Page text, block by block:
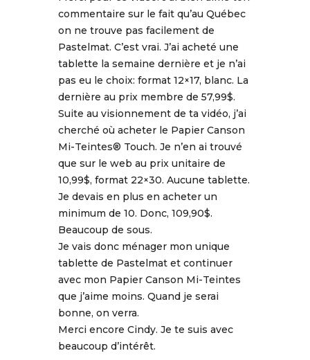
commentaire sur le fait qu’au Québec
on ne trouve pas facilement de
Pastelmat. C’est vrai. J’ai acheté une
tablette la semaine dernière et je n’ai
pas eu le choix: format 12×17, blanc. La
dernière au prix membre de 57,99$.
Suite au visionnement de ta vidéo, j’ai
cherché où acheter le Papier Canson
Mi-Teintes® Touch. Je n’en ai trouvé
que sur le web au prix unitaire de
10,99$, format 22×30. Aucune tablette.
Je devais en plus en acheter un
minimum de 10. Donc, 109,90$.
Beaucoup de sous.
Je vais donc ménager mon unique
tablette de Pastelmat et continuer
avec mon Papier Canson Mi-Teintes
que j’aime moins. Quand je serai
bonne, on verra.
Merci encore Cindy. Je te suis avec
beaucoup d’intérêt.